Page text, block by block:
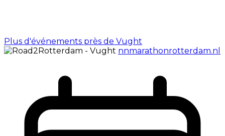
Plus d'événements près de Vught
nnmarathonrotterdam.nl